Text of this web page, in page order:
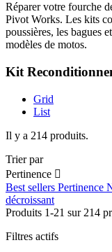
Réparer votre fourche
Pivot Works. Les kits
poussières, les bagues
modèles de motos.
Kit
Grid
List
Il y a 214 produits.
Trier par
Pertinence 
Best sellers Pertinence
décroissant
Produits 1-21 sur 214
Filtres actifs